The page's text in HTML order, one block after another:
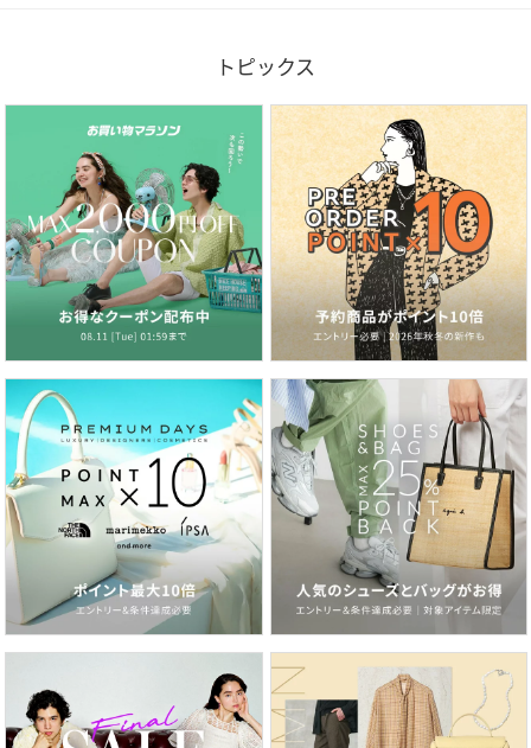
トピックス